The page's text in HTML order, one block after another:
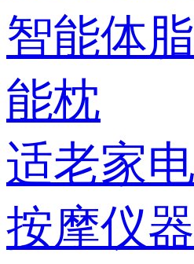
智能体
能枕
适老家电
按摩仪器